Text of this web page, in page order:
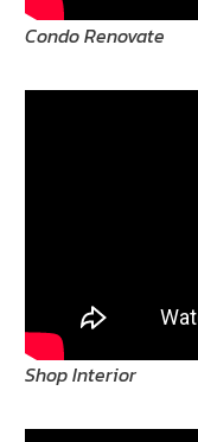
Condo Renovate
Shop Interior